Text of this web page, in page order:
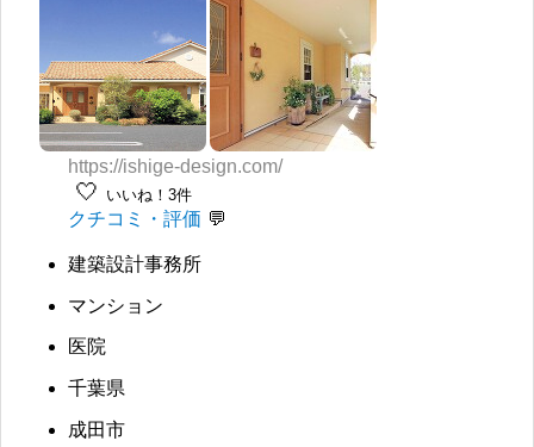
https://ishige-design.com/
🤍 いいね！3件
クチコミ・評価
建築設計事務所
マンション
医院
千葉県
成田市